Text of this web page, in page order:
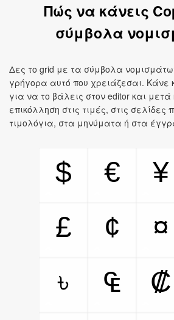
Πώς να κάνεις
σύμβολα
Δες το grid με τα σύμβολα
γρήγορα αυτό που χρειάζεσαι. Κάνε
για να το βάλεις στον editor και
επικόλληση στις τιμές, στις σελίδες
τιμολόγια, στα μηνύματα ή στα
$ € ¥
£
¢ ¤
৳
₠ ₡